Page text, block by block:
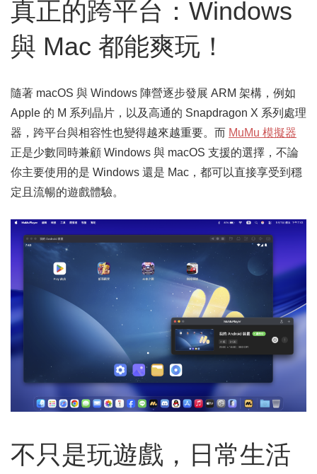
真正的跨平台：Windows
與 Mac 都能爽玩！
隨著 macOS 與 Windows 陣營逐步發展 ARM 架構，例如
Apple 的 M 系列晶片，以及高通的 Snapdragon X 系列處理
器，跨平台與相容性也變得越來越重要。而 MuMu 模擬器
正是少數同時兼顧 Windows 與 macOS 支援的選擇，不論
你主要使用的是 Windows 還是 Mac，都可以直接享受到穩
定且流暢的遊戲體驗。
不只是玩遊戲，日常生活